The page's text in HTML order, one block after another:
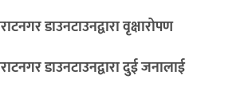
डाउनटाउनद्वारा वृक्षारोपण
डाउनटाउनद्वारा दुई जनालाई